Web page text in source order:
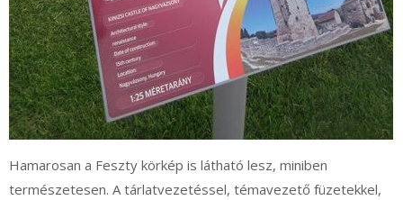
Hamarosan a Feszty körkép is látható lesz, miniben
természetesen. A tárlatvezetéssel, témavezető füzetekkel,